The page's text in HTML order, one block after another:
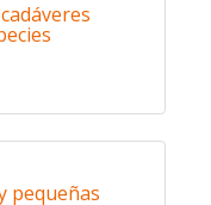
pequeñas